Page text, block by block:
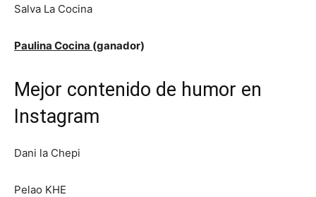
Salva La Cocina
Paulina Cocina (ganador)
Mejor contenido de humor en
Instagram
Dani la Chepi
Pelao KHE